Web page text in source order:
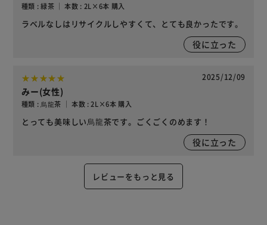
種類 : 緑茶 ｜ 本数 : 2L×6本 購入
ラベルなしはリサイクルしやすくて、とても良かったです。
役に立った
2025/12/09
みー(女性)
種類 : 烏龍茶 ｜ 本数 : 2L×6本 購入
とっても美味しい烏龍茶です。ごくごくのめます！
役に立った
レビューをもっと見る